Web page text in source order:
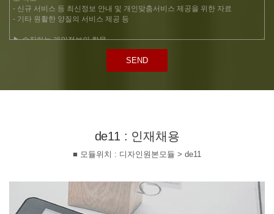
SEND
de11 : 인재채용
■ 모듈위치 : 디자인원본모듈 > de11